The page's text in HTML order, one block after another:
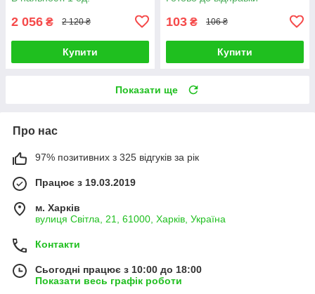
2 056 ₴ 2 120 ₴
Купити
103 ₴ 106 ₴
Купити
Показати ще
Про нас
97% позитивних з 325 відгуків за рік
Працює з 19.03.2019
м. Харків
вулиця Світла, 21, 61000, Харків, Україна
Контакти
Сьогодні працює з 10:00 до 18:00
Показати весь графік роботи